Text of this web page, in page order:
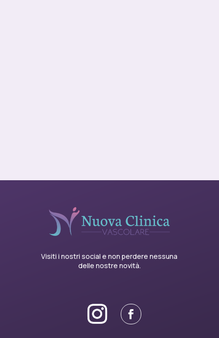
Visiti i nostri social e non perdere nessuna
delle nostre novità.